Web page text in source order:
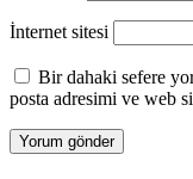
İnternet sitesi
Bir dahaki sefere
posta adresimi ve web